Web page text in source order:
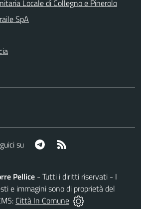
Locale di Collegno e Pinerolo
SpA
su Telegram
Pellice - Tutti i diritti riservati - I
e immagini sono di proprietà del
Città In Comune